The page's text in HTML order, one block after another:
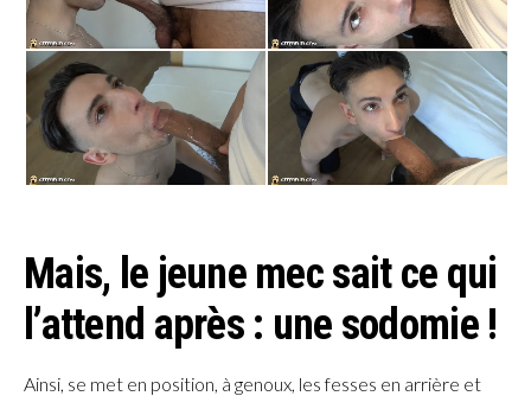
Mais, le jeune mec sait ce qui
l’attend après : une sodomie !
Ainsi, se met en position, à genoux, les fesses en arrière et